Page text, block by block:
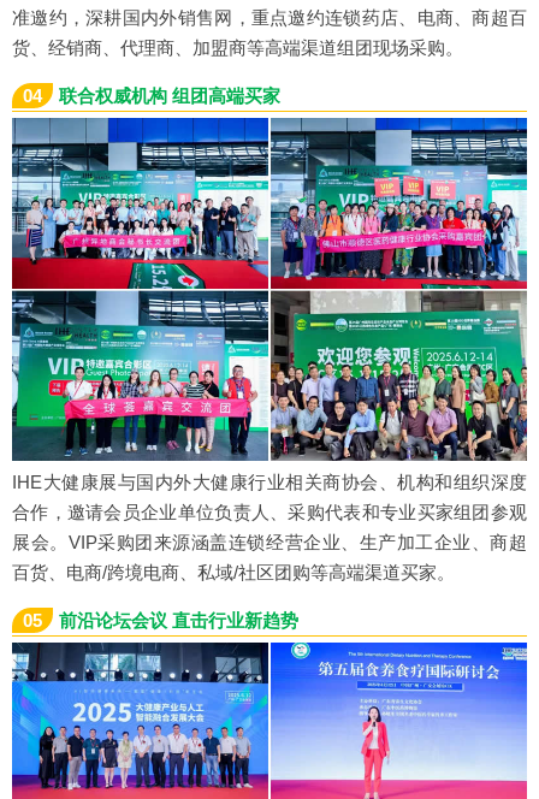
准邀约，深耕国内外销售网，重点邀约连锁药店、电商、商超百
货、经销商、代理商、加盟商等高端渠道组团现场采购。
04 联合权威机构 组团高端买家
IHE大健康展与国内外大健康行业相关商协会、机构和组织深度
合作，邀请会员企业单位负责人、采购代表和专业买家组团参观
展会。VIP采购团来源涵盖连锁经营企业、生产加工企业、商超
百货、电商/跨境电商、私域/社区团购等高端渠道买家。
05 前沿论坛会议 直击行业新趋势